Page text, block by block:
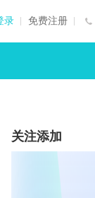
录 免费注册
关注添加